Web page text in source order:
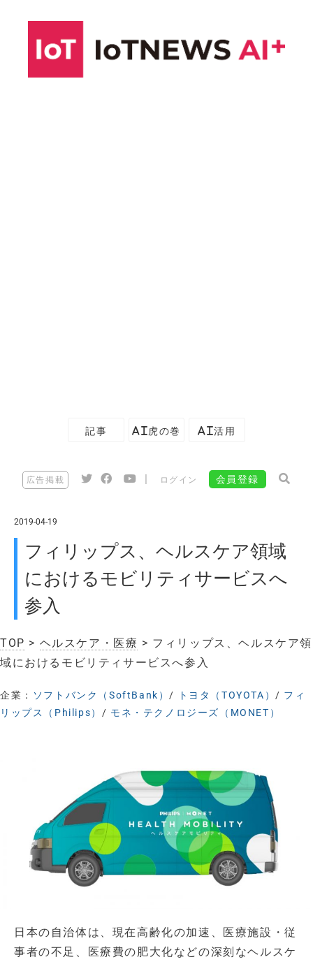
記事 AI虎の巻 AI活用
広告掲載 ログイン 会員登録
2019-04-19
フィリップス、ヘルスケア領域
におけるモビリティサービスへ
参入
TOP > ヘルスケア・医療 > フィリップス、ヘルスケア領
域におけるモビリティサービスへ参入
企業： ソフトバンク（SoftBank）/ トヨタ（TOYOTA）/ フィ
リップス（Philips） / モネ・テクノロジーズ（MONET）
日本の自治体は、現在高齢化の加速、医療施設・従
事者の不足、医療費の肥大化などの深刻なヘルスケ